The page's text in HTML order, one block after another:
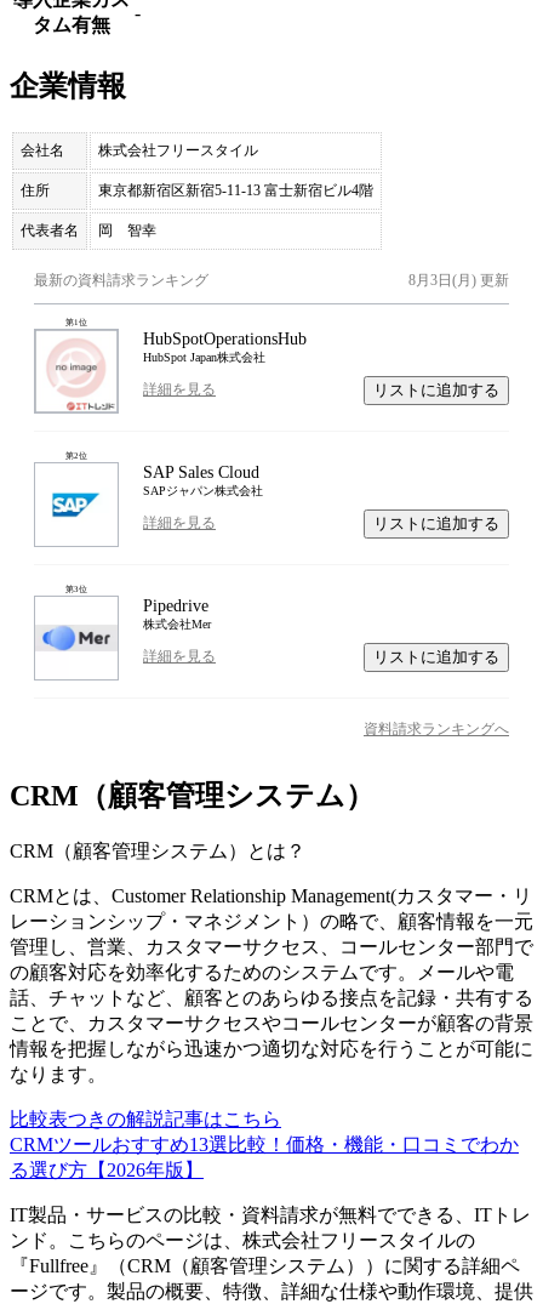
タム有無
-
企業情報
会社名 株式会社フリースタイル
住所 東京都新宿区新宿5-11-13 富士新宿ビル4階
代表者名 岡 智幸
最新の資料請求ランキング 8月3日(月) 更新
第1位
HubSpotOperationsHub
HubSpot Japan株式会社
詳細を見る リストに追加する
第2位
SAP Sales Cloud
SAPジャパン株式会社
詳細を見る リストに追加する
第3位
Pipedrive
株式会社Mer
詳細を見る リストに追加する
資料請求ランキングへ
CRM（顧客管理システム）
CRM（顧客管理システム） とは？
CRMとは、Customer Relationship Management(カスタマー・リ
レーションシップ・マネジメント）の略で、顧客情報を一元
管理し、営業、カスタマーサクセス、コールセンター部門で
の顧客対応を効率化するためのシステムです。メールや電
話、チャットなど、顧客とのあらゆる接点を記録・共有する
ことで、カスタマーサクセスやコールセンターが顧客の背景
情報を把握しながら迅速かつ適切な対応を行うことが可能に
なります。
比較表つきの解説記事はこちら
CRMツールおすすめ13選比較！価格・機能・口コミでわか
る選び方【2026年版】
IT製品・サービスの比較・資料請求が無料でできる、ITトレ
ンド。こちらのページは、 株式会社フリースタイルの
『Fullfree 』（CRM（顧客管理システム）
）に関する詳細ペ
ージです。製品の概要、特徴、詳細な仕様や動作環境、提供